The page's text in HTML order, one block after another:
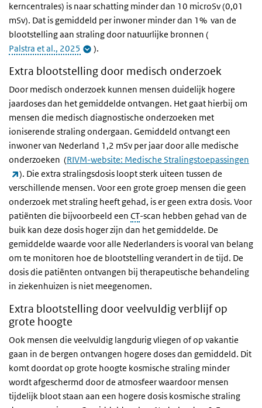
kerncentrales) is naar schatting minder dan 10 microSv (0,01
mSv). Dat is gemiddeld per inwoner minder dan 1% van de
blootstelling aan straling door natuurlijke bronnen (
Palstra et al., 2025
).
Extra blootstelling door medisch onderzoek
Door medisch onderzoek kunnen mensen duidelijk hogere
jaardoses dan het gemiddelde ontvangen. Het gaat hierbij om
mensen die medisch diagnostische onderzoeken met
ioniserende straling ondergaan. Gemiddeld ontvangt een
inwoner van Nederland 1,2 mSv per jaar door alle medische
onderzoeken (RIVM-website: Medische Stralingstoepassingen
(externe link)
). Die extra stralingsdosis loopt sterk uiteen tussen de
verschillende mensen. Voor een grote groep mensen die geen
onderzoek met straling heeft gehad, is er geen extra dosis. Voor
patiënten die bijvoorbeeld een CT-scan hebben gehad van de
buik kan deze dosis hoger zijn dan het gemiddelde. De
gemiddelde waarde voor alle Nederlanders is vooral van belang
om te monitoren hoe de blootstelling verandert in de tijd. De
dosis die patiënten ontvangen bij therapeutische behandeling
in ziekenhuizen is niet meegenomen.
Extra blootstelling door veelvuldig verblijf op
grote hoogte
Ook mensen die veelvuldig langdurig vliegen of op vakantie
gaan in de bergen ontvangen hogere doses dan gemiddeld. Dit
komt doordat op grote hoogte kosmische straling minder
wordt afgeschermd door de atmosfeer waardoor mensen
tijdelijk bloot staan aan een hogere dosis kosmische straling